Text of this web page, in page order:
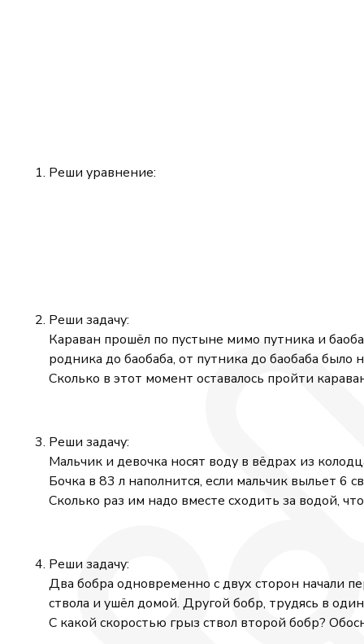
Реши уравнение:
Реши задачу:
Караван прошёл по пустыне мимо путника и
родника до баобаба, от путника до баобаба
Сколько в этот момент оставалось пройти
Реши задачу:
Мальчик и девочка носят воду в вёдрах из
Бочка в 83 л наполнится, если мальчик выльет 6
Сколько раз им надо вместе сходить за водой,
Реши задачу:
Два бобра одновременно с двух сторон начали
ствола и ушёл домой. Другой бобр, трудясь в
С какой скоростью грыз ствол второй бобр?